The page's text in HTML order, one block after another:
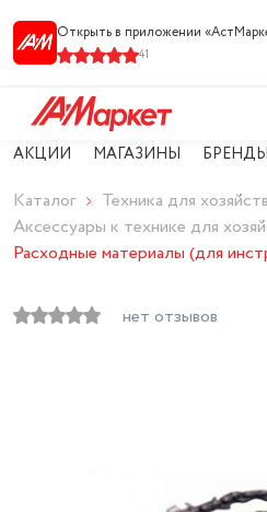
Открыть в приложении
41
АКЦИИ МАГАЗИНЫ БРЕНДЫ
Каталог
Техника для
Аксессуары к технике для
Расходные материалы (для
нет отзывов